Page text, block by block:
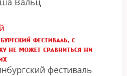
фестиваль, с
не может сравниться ни
фестиваль